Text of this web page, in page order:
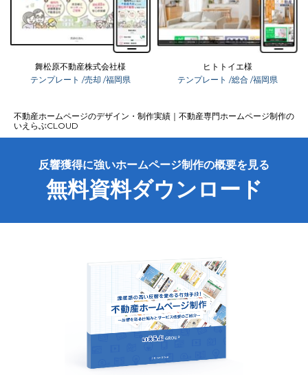
舞松原不動産株式会社様
テンプレート /売却 /福岡県
ヒトトイエ様
テンプレート /総合 /福岡県
不動産ホームページのデザイン・制作実績｜不動産専門ホームページ制作の
いえらぶCLOUD
反響獲得に強いホームページ制作の概要を見る
無料資料ダウンロード